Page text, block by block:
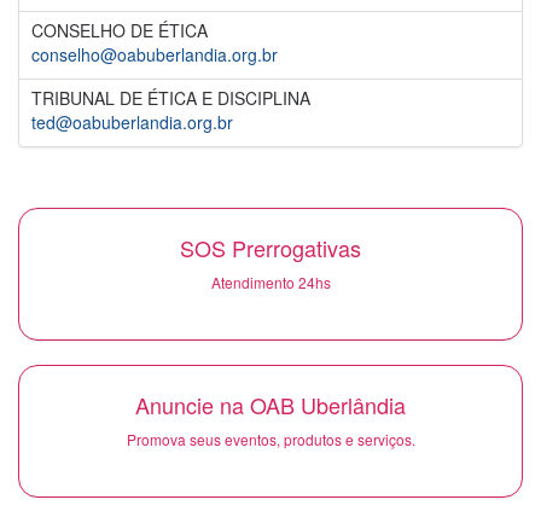
CONSELHO DE ÉTICA
conselho@oabuberlandia.org.br
TRIBUNAL DE ÉTICA E DISCIPLINA
ted@oabuberlandia.org.br
SOS Prerrogativas
Atendimento 24hs
Anuncie na OAB Uberlândia
Promova seus eventos, produtos e serviços.